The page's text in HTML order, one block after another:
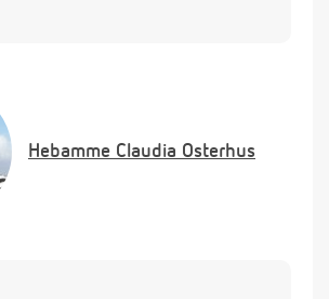
Ihre Hilfe
Hebamme Claudia Osterhus